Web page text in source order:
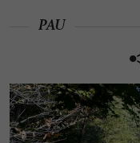
PAU